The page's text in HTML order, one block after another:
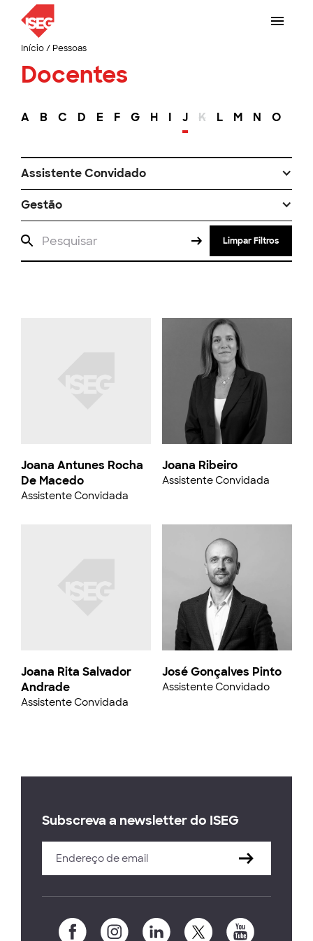
Início/ Pessoas
Docentes
A B C D E F G H I J K L M N O
Assistente Convidado
Gestão
Limpar Filtros
Joana Antunes Rocha
De Macedo
Assistente Convidada
Joana Rita Salvador
Andrade
Assistente Convidada
Joana Ribeiro
Assistente Convidada
José Gonçalves Pinto
Assistente Convidado
Subscreva a newsletter do ISEG